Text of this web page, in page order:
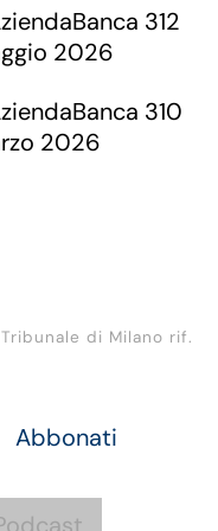
di Milano rif.
Abbonati